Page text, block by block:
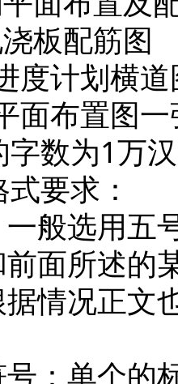
板配筋图
计划横道
布置图一
数为1万汉
要求：
选用五号
面所述的
情况正文
单个的标